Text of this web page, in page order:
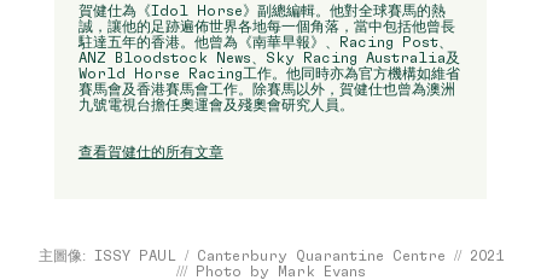
賀健仕為《Idol Horse》副總編輯。他對全球賽馬的熱
誠，讓他的足跡遍佈世界各地每一個角落，當中包括他曾長
駐達五年的香港。他曾為《南華早報》、Racing Post、
ANZ Bloodstock News、Sky Racing Australia及
World Horse Racing工作。他同時亦為官方機構如維省
賽馬會及香港賽馬會工作。除賽馬以外，賀健仕也曾為澳洲
九號電視台擔任奧運會及殘奧會研究人員。
查看賀健仕的所有文章
主圖像: ISSY PAUL / Canterbury Quarantine Centre // 2021
/// Photo by Mark Evans